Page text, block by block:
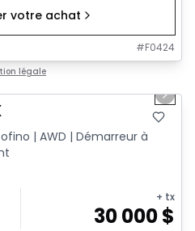
votre achat
#F0424
légale
Next
| AWD | Démarreur à
+ tx
30 000$